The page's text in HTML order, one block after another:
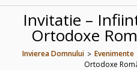
Invitatie –
Ortodoxe
Invierea Domnului > Evenimente
Ortodoxe